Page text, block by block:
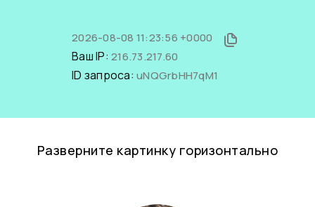
2026-08-08 11:23:56 +0000
Ваш IP: 216.73.217.60
ID запроса: uNQGrbHH7qM1
Разверните картинку горизонтально